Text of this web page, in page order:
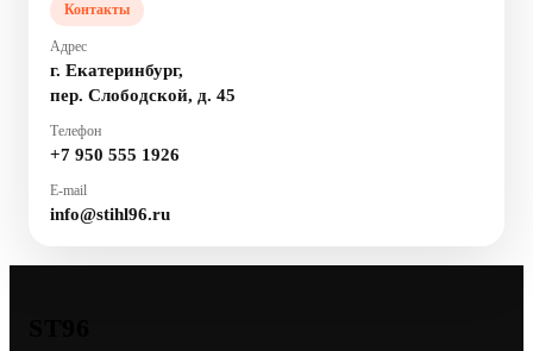
Контакты
Адрес
г. Екатеринбург,
пер. Слободской, д. 45
Телефон
+7 950 555 1926
E-mail
info@stihl96.ru